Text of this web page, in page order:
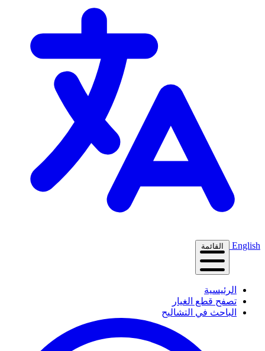
English القائمة
الرئيسية
تصفح قطع الغيار
الباحث في التشاليح